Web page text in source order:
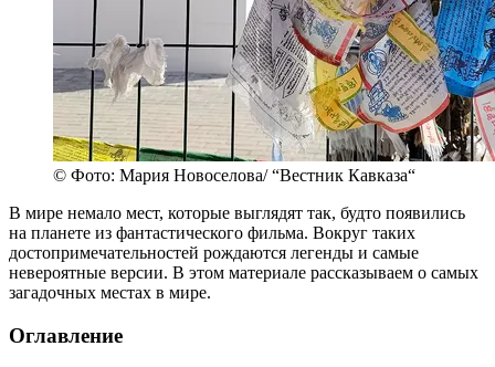
© Фото: Мария Новоселова/ “Вестник Кавказа“
В мире немало мест, которые выглядят так, будто появились
на планете из фантастического фильма. Вокруг таких
достопримечательностей рождаются легенды и самые
невероятные версии. В этом материале рассказываем о самых
загадочных местах в мире.
Оглавление